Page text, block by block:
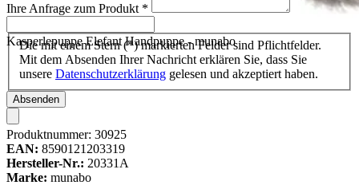
Kasperlepuppe Elefant Handpuppe - munabo
Ihre Anfrage zum Produkt *
Die mit einem Stern (*) markierten Felder sind Pflichtfelder.
Mit dem Absenden Ihrer Nachricht erklären Sie, dass Sie
unsere Datenschutzerklärung gelesen und akzeptiert haben.
Absenden
Produktnummer: 30925
EAN: 8590121203319
Hersteller-Nr.: 20331A
Marke: munabo